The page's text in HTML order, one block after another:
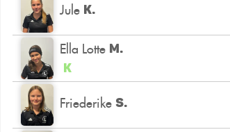
Jule K.
Ella Lotte M.
K
Friederike S.